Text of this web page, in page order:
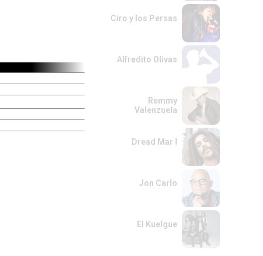
Ciro y los Persas
Alfredito Olivas
Remmy
Valenzuela
Dread Mar I
Jon Carlo
El Kuelgue